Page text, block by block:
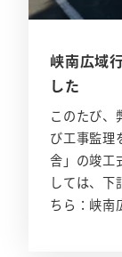
峡南広域
した
このたび、
び工事監理
舎」の竣工
しては、下
ちら：峡